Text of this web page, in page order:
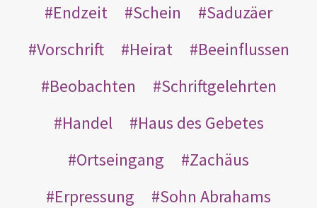
Endzeit
Schein
Saduzäer
Vorschrift
Heirat
Beeinflussen
Beobachten
Schriftgelehrten
Handel
Haus des Gebetes
Ortseingang
Zachäus
Erpressung
Sohn Abrahams